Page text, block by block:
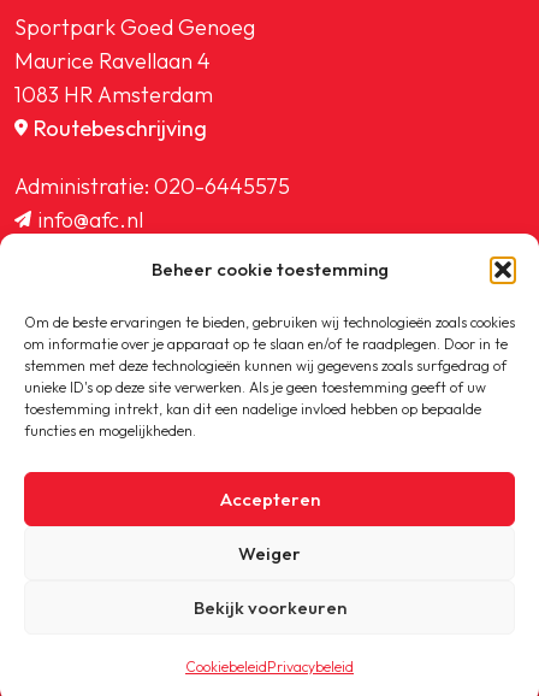
Beheer cookie toestemming
Om de beste ervaringen te bieden, gebruiken wij technologieën zoals cookies
om informatie over je apparaat op te slaan en/of te raadplegen. Door in te
stemmen met deze technologieën kunnen wij gegevens zoals surfgedrag of
unieke ID's op deze site verwerken. Als je geen toestemming geeft of uw
toestemming intrekt, kan dit een nadelige invloed hebben op bepaalde
functies en mogelijkheden.
Accepteren
Weiger
Bekijk voorkeuren
CookiebeleidPrivacybeleid
Sportpark Goed Genoeg
Maurice Ravellaan 4
1083 HR Amsterdam
Routebeschrijving
Administratie: 020-6445575
info@afc.nl
ledenadministratie@afc.nl
Copyright © 2020-2026 AFC
Privacybeleid